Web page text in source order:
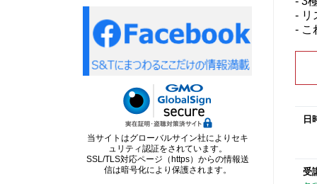
- リ
- こ
日
受
当サイトはグローバルサイン社によりセキ
ュリティ認証をされています。
SSL/TLS対応ページ（https）からの情報送
信は暗号化により保護されます。